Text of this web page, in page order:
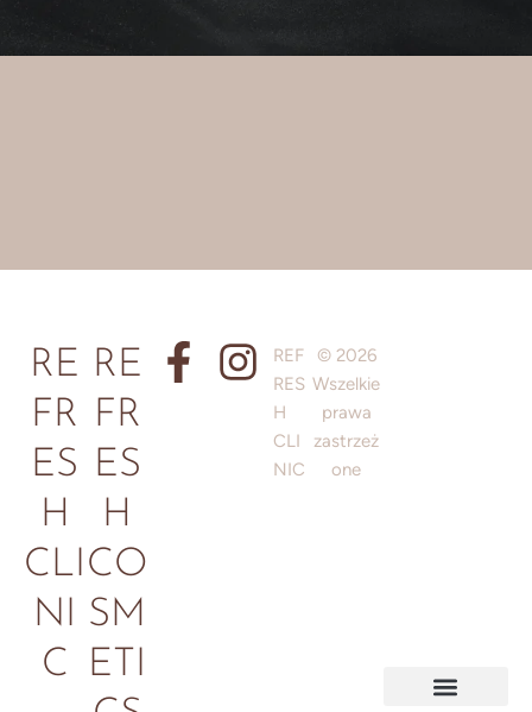
RE
FR
ES
H
CLI
NI
C
RE
FR
ES
H
CO
SM
ETI
REF
RES
H
CLI
NIC
© 2026
Wszelkie
prawa
zastrzeż
one